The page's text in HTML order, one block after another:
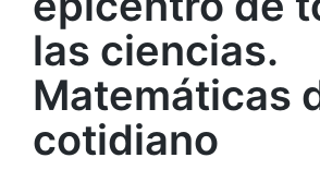
las ciencias.
Matemáticas
cotidiano